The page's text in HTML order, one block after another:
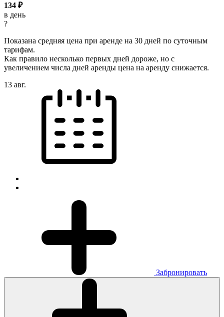
134 ₽
в день
?
Показана средняя цена при аренде на 30 дней по суточным
тарифам.
Как правило несколько первых дней дороже, но с
увеличением числа дней аренды цена на аренду снижается.
13 авг.
Забронировать